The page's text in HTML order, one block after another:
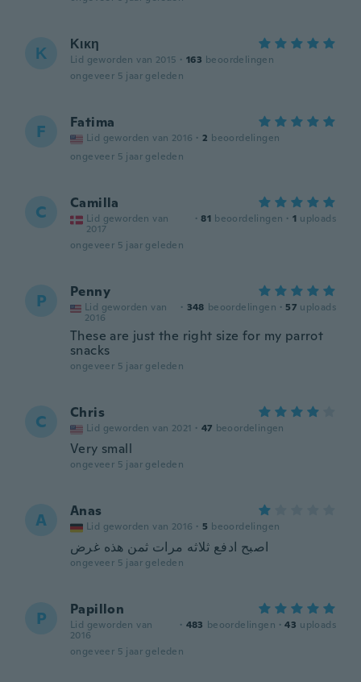
Κ Κικη
Lid geworden van 2015 · 163 beoordelingen
ongeveer 5 jaar geleden
F Fatima
Lid geworden van 2016 · 2 beoordelingen
ongeveer 5 jaar geleden
C Camilla
Lid geworden van
2017
· 81 beoordelingen · 1 uploads
ongeveer 5 jaar geleden
P Penny
Lid geworden van
2016
· 348 beoordelingen · 57 uploads
These are just the right size for my parrot
snacks
ongeveer 5 jaar geleden
C Chris
Lid geworden van 2021 · 47 beoordelingen
Very small
ongeveer 5 jaar geleden
A Anas
Lid geworden van 2016 · 5 beoordelingen
اصبح ادفع ثلاثه مرات ثمن هذه غرض
ongeveer 5 jaar geleden
P Papillon
Lid geworden van
2016
· 483 beoordelingen · 43 uploads
ongeveer 5 jaar geleden